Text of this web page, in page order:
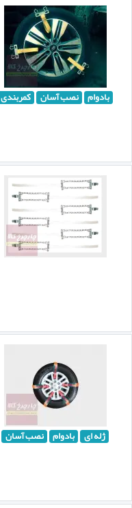
بادوام نصب آسان کمربندی
ژله ای بادوام نصب آسان